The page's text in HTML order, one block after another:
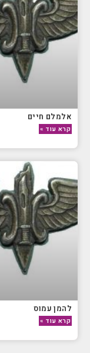
אלמלם חיים
קרא עוד »
להמן עמוס
קרא עוד »